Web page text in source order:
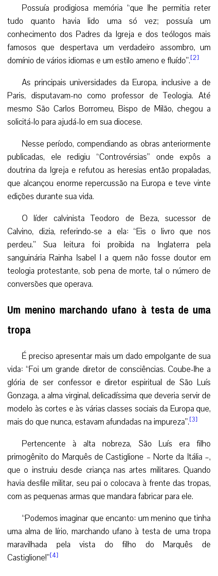
Possuía prodigiosa memória “que lhe permitia reter
tudo quanto havia lido uma só vez; possuía um
conhecimento dos Padres da Igreja e dos teólogos mais
famosos que despertava um verdadeiro assombro, um
domínio de vários idiomas e um estilo ameno e fluído”.[2]
As principais universidades da Europa, inclusive a de
Paris, disputavam-no como professor de Teologia. Até
mesmo São Carlos Borromeu, Bispo de Milão, chegou a
solicitá-lo para ajudá-lo em sua diocese.
Nesse período, compendiando as obras anteriormente
publicadas, ele redigiu “Controvérsias” onde expôs a
doutrina da Igreja e refutou as heresias então propaladas,
que alcançou enorme repercussão na Europa e teve vinte
edições durante sua vida.
O líder calvinista Teodoro de Beza, sucessor de
Calvino, dizia, referindo-se a ela: “Eis o livro que nos
perdeu.” Sua leitura foi proibida na Inglaterra pela
sanguinária Rainha Isabel I a quem não fosse doutor em
teologia protestante, sob pena de morte, tal o número de
conversões que operava.
Um menino marchando ufano à testa de uma
tropa
É preciso apresentar mais um dado empolgante de sua
vida: “Foi um grande diretor de consciências. Coube-lhe a
glória de ser confessor e diretor espiritual de São Luís
Gonzaga, a alma virginal, delicadíssima que deveria servir de
modelo às cortes e às várias classes sociais da Europa que,
mais do que nunca, estavam afundadas na impureza”.[3]
Pertencente à alta nobreza, São Luís era filho
primogênito do Marquês de Castiglione – Norte da Itália –,
que o instruiu desde criança nas artes militares. Quando
havia desfile militar, seu pai o colocava à frente das tropas,
com as pequenas armas que mandara fabricar para ele.
“Podemos imaginar que encanto: um menino que tinha
uma alma de lírio, marchando ufano à testa de uma tropa
maravilhada pela vista do filho do Marquês de
Castiglione!”[4]